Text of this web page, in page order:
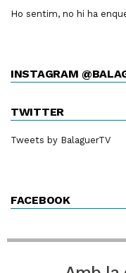
Ho sentim, no hi ha
INSTAGRAM
TWITTER
Tweets by BalaguerTV
FACEBOOK